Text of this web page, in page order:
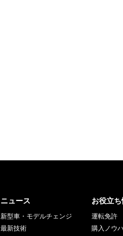
ニュース
新型車・モデルチェンジ
最新技術
お役立ち
運転免許
購入ノウ